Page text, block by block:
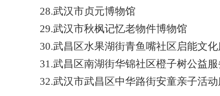
28.武汉市贞元博物馆
29.武汉市秋枫记忆老物件博物馆
30.武昌区水果湖街青鱼嘴社区启能文
31.武昌区南湖街华锦社区橙子树公益
32.武汉市武昌区中华路街安童亲子活